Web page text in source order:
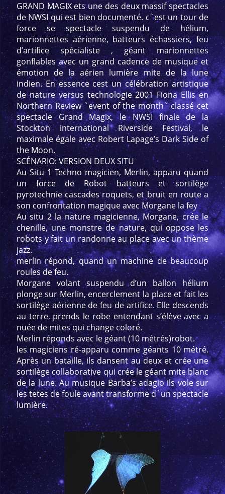
GRAND MAGIX ets une des deux massif spectacles
de NWSI qui est bien documenté. c`est un tour de
force se spectacle suspendu de hélium,
marionnettes aérienne, batteurs échassiers, feu
d’artifice spécialiste , géant marionnettes
gonflables avec un grand cadence de musique et
émotion de la aérien lumière mite de la lune
indien. En essence cest un célébration artistique
de nature versus technologie 2001 Fiona Ellis en
Northern Review `event of the month` classé cet
spectacle Grand Magix, le NWSI finale de la
Stockton international Riverside Festival, le
maximale égale avec Robert Lapage’s Dark Side of
the Moon.
SCÉNARIO: VERSION DEUX SITU
Au Situ 1 Techno magicien, Merlin, apparu quand
un force de Robot batteurs et sortilège
pyrotechnie cascades roquets, et bruit en route a
son confrontation magique avec Morgane la fey
Au situ 2 la nature magicienne, Morgane, crée le
chenille, une monstre de nature, qui oppose les
robots y fait un randonne au place avec un thème
jazz.
merlin répond, quand un machine de beaucoup
roules de feu.
Morgane volant suspendu d’un ballon hélium
plonge sur Merlin, encerclement la place et fait les
sortilège aérienne de feu de artifice. Elle descends
au terre, prends le robe entendant s’élève avec a
nuée de mites qui change coloré.
Merlin réponds avec le géant (10 métrés)robot.
les magiciens ré-apparu comme géants 10 métré.
Après un bataille, ils dansent au deux et crée une
sortilège collaborative qui crée le géant mite blanc
de la lune. Au musique Barba’s adagio ils vole sur
les tetes de foule avant transforme d`un spectacle
lumière.